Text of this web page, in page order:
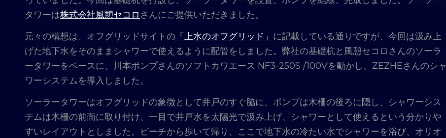
タワーは株式会社風憩セコロ さんにご提供いただきました。
元々の構想は、オフグリッドサイトの 「上水のオフグリッド」 に記載している通りですが、今回は汲み上
げた地下水をそのままシャワーで使えるように配管をしました。弊社の基礎杭と風憩セコロさんのソーラ
ータワーをベースに、川本ポンプさんのソフトカワエース NF3-250S /100Vを動かし、ZEZHEさんのシャ
ワーシステムを導入しました。
ソーラータワーはオフグリッドの象徴として井戸のすぐ脇に、ポンプは木柵の後ろに隠し、シャワーシス
テムは木柵の前面に取り付け、一目で井戸水を太陽光で汲み上げ、シャワーとして使えるという分かりや
すいレイアウトとしました。ビーチから歩いて帰り、ここで地下水の冷たい水でシャワーを浴び、オリオ